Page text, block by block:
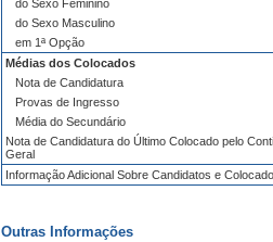
do Sexo Feminino
do Sexo Masculino
em 1ª Opção
Médias dos Colocados
Nota de Candidatura
Provas de Ingresso
Média do Secundário
Nota de Candidatura do Último Colocado pelo
Geral
Informação Adicional Sobre Candidatos e
Outras Informações